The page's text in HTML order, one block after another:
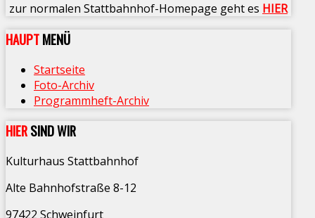
zur normalen Stattbahnhof-Homepage geht es HIER
HAUPTMENÜ
Startseite
Foto-Archiv
Programmheft-Archiv
HIERSIND WIR
Kulturhaus Stattbahnhof
Alte Bahnhofstraße 8-12
97422 Schweinfurt